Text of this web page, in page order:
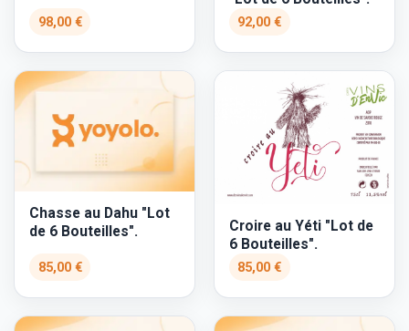
98,00 € 92,00 €
Chasse au Dahu "Lot
de 6 Bouteilles".
85,00 €
Croire au Yéti "Lot de
6 Bouteilles".
85,00 €